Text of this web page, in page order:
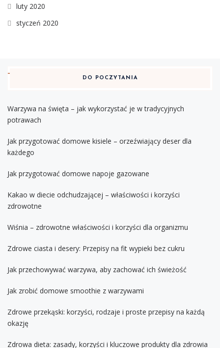
luty 2020
styczeń 2020
DO POCZYTANIA
Warzywa na święta – jak wykorzystać je w tradycyjnych
potrawach
Jak przygotować domowe kisiele – orzeźwiający deser dla
każdego
Jak przygotować domowe napoje gazowane
Kakao w diecie odchudzającej – właściwości i korzyści
zdrowotne
Wiśnia – zdrowotne właściwości i korzyści dla organizmu
Zdrowe ciasta i desery: Przepisy na fit wypieki bez cukru
Jak przechowywać warzywa, aby zachować ich świeżość
Jak zrobić domowe smoothie z warzywami
Zdrowe przekąski: korzyści, rodzaje i proste przepisy na każdą
okazję
Zdrowa dieta: zasady, korzyści i kluczowe produkty dla zdrowia